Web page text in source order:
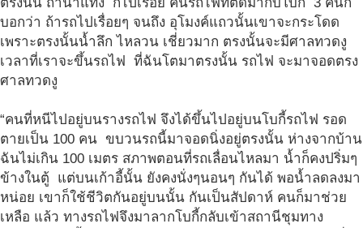
บอกว่า ถ้ารถไปเรื่อยๆ จนถึง อุโมงค์แถวนั้นเขาจะกระโดด
เพราะตรงนั้นน้ำลึก ไหลวน เชี่ยวมาก ตรงนั้นจะมีศาลทวดงู
เวลาที่เราจะขึ้นรถไฟ ที่ฉันโตมาตรงนั้น รถไฟ จะมาจอดตรง
ศาลทวดงู
“คนที่หนีไปอยู่บนรางรถไฟ จึงได้ขึ้นไปอยู่บนโบกี้รถไฟ รอด
ตายเป็น 100 คน ขบวนรถนี้มาจอดนิ่งอยู่ตรงนั้น ห่างจากบ้าน
ฉันไม่เกิน 100 เมตร สภาพตอนที่รถเลื่อนไหลมา น้ำก็คงปริ่มๆ
ข้างในตู้ แต่บนเก้าอี้นั้น ยังคงนั่งๆนอนๆ กันได้ พอน้ำลดลงมา
หน่อย เขาก็ใช้ชีวิตกันอยู่บนนั้น กันเป็นสัปดาห์ คนก็มาช่วย
เหลือ แล้ว ทางรถไฟจึงมาลากโบกี้กลับเข้าสถานีชุมทาง